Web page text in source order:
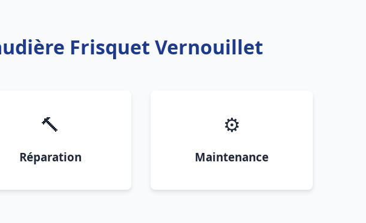
Frisquet Vernouillet
🔨
Réparation
⚙️
Maintenance